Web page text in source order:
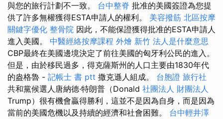
與您的旅行計劃不一致。 台中整脊 批准的美國簽證為您提
供了許多無權獲得ESTA申請人的權利。 美容撥筋 北區按摩
關鍵字優化 整骨院 因此，不能保證獲得批准的ESTA申請人
進入美國。 中醫經絡按摩課程 外燴 新竹 法人是什麼意思
CBP最終在美國邊境決定了前往美國的匈牙利公民的進入。
但是，由於移民過多，得克薩斯州的人口主要由1830年代
的盎格魯 - 記帳士 書 ptt 撒克遜人組成。 台胞證 旅行社
共和黨候選人唐納德·特朗普（Donald 社團法人 財團法人
Trump）很有機會贏得勝利，這並不是因為自身，而是因為
當前的美國危機以及持續的經濟和社會困難。 台中輕井澤